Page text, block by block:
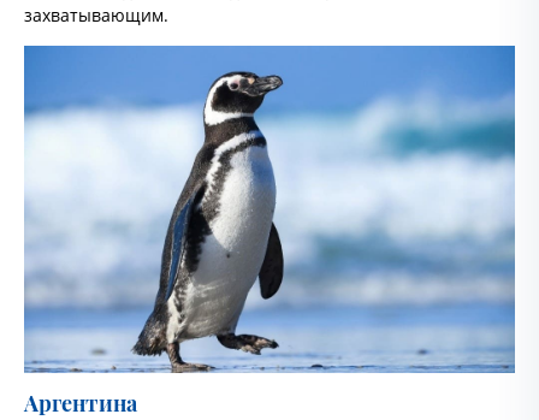
захватывающим.
Аргентина